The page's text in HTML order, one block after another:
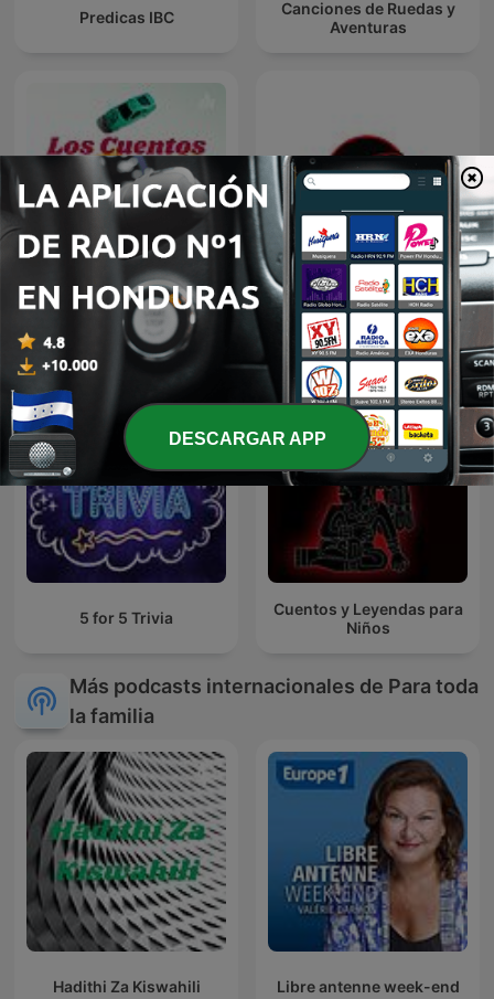
Predicas IBC
Canciones de Ruedas y
Aventuras
Los Cuentos Favoritos De
Los Niños
HCHS Newscast Episode 0
5 for 5 Trivia
Cuentos y Leyendas para
Niños
Más podcasts internacionales de Para toda
la familia
Hadithi Za Kiswahili Libre antenne week-end
DESCARGAR APP